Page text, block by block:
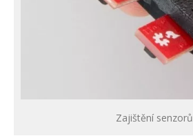
Zajištění senzorů